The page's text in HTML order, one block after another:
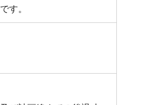
す。